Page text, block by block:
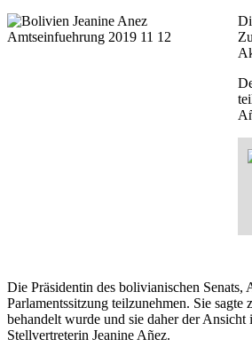
Die Präsidentin des bolivianischen Senats,
Parlamentssitzung teilzunehmen. Sie
behandelt wurde und sie daher der
Stellvertreterin Jeanine Añez.